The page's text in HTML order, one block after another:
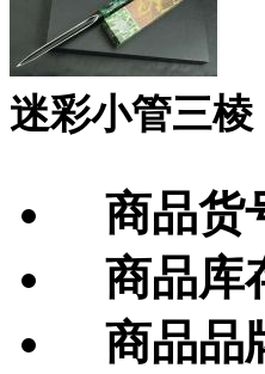
迷彩小管三棱
商品货
商品库
商品品